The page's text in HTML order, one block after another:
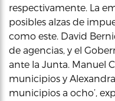
respectivamente. La
posibles alzas de
como este. David
de agencias, y el
ante la Junta. Manuel
municipios y
municipios a ocho’,